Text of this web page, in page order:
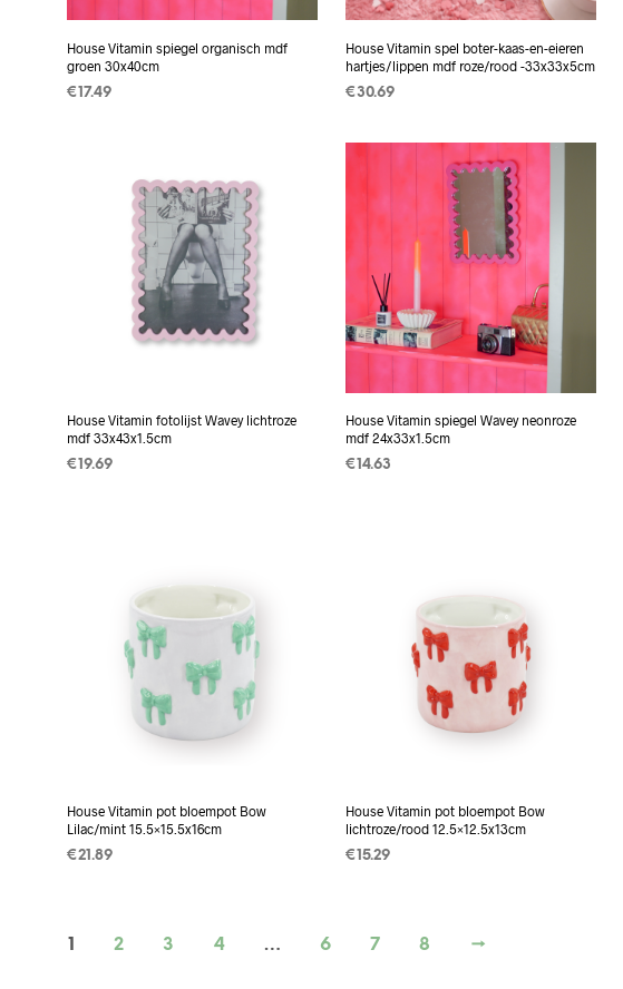
House Vitamin spiegel organisch mdf
groen 30x40cm
€17.49
House Vitamin spel boter-kaas-en-eieren
hartjes/lippen mdf roze/rood -33x33x5cm
€30.69
WINKELWAGEN
House Vitamin fotolijst Wavey lichtroze
mdf 33x43x1.5cm
€ 19.69
House Vitamin spiegel Wavey neonroze
mdf 24x33x1.5cm
€ 14.63
House Vitamin pot bloempot Bow
Lilac/mint 15.5×15.5x16cm
€21.89
House Vitamin pot bloempot Bow
lichtroze/rood 12.5×12.5x13cm
€ 15.29
1 2 3 4 … 6 7 8 →